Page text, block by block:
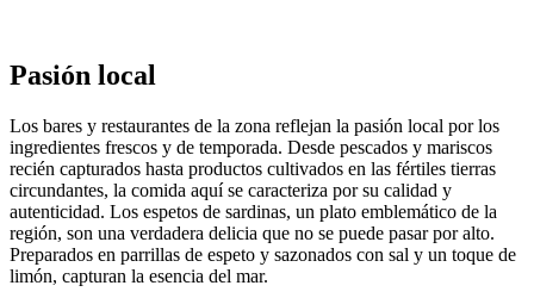
Pasión local
Los bares y restaurantes de la zona reflejan la pasión local por los
ingredientes frescos y de temporada. Desde pescados y mariscos
recién capturados hasta productos cultivados en las fértiles tierras
circundantes, la comida aquí se caracteriza por su calidad y
autenticidad. Los espetos de sardinas, un plato emblemático de la
región, son una verdadera delicia que no se puede pasar por alto.
Preparados en parrillas de espeto y sazonados con sal y un toque de
limón, capturan la esencia del mar.